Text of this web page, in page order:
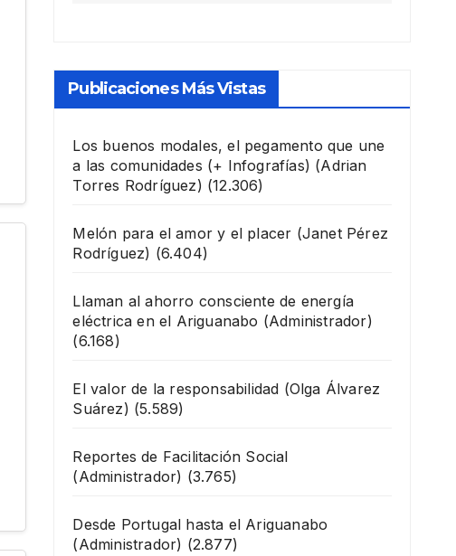
Publicaciones Más Vistas
Los buenos modales, el pegamento que une
a las comunidades (+ Infografías) (Adrian
Torres Rodríguez) (12.306)
Melón para el amor y el placer (Janet Pérez
Rodríguez) (6.404)
Llaman al ahorro consciente de energía
eléctrica en el Ariguanabo (Administrador)
(6.168)
El valor de la responsabilidad (Olga Álvarez
Suárez) (5.589)
Reportes de Facilitación Social
(Administrador) (3.765)
Desde Portugal hasta el Ariguanabo
(Administrador) (2.877)